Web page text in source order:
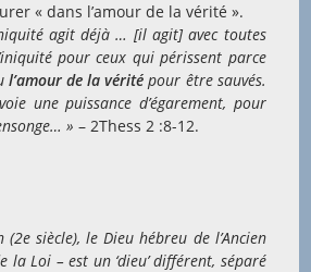
« dans l’amour de la vérité ».
agit déjà … [il agit] avec toutes
pour ceux qui périssent parce
l’amour de la vérité pour être sauvés.
une puissance d’égarement, pour
»– 2Thess 2 :8-12.
(2e siècle), le Dieu hébreu de l’Ancien
la Loi – est un ‘dieu’ différent, séparé